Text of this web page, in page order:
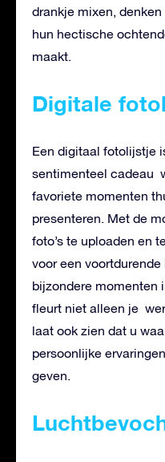
drankje mixen,
hun hectische
maakt.
Digitale
Een digitaal fotolijstje
sentimenteel cadeau
favoriete momenten
presenteren. Met de
foto’s te uploaden en
voor een
bijzondere momenten
fleurt niet alleen je
laat ook zien dat u
persoonlijke
geven.